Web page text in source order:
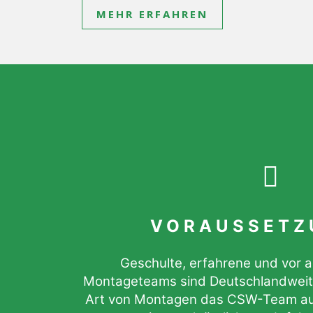
MEHR ERFAHREN
Geschulte, erfahrene und vor
Montageteams sind
Art von Montagen das CSW-Team